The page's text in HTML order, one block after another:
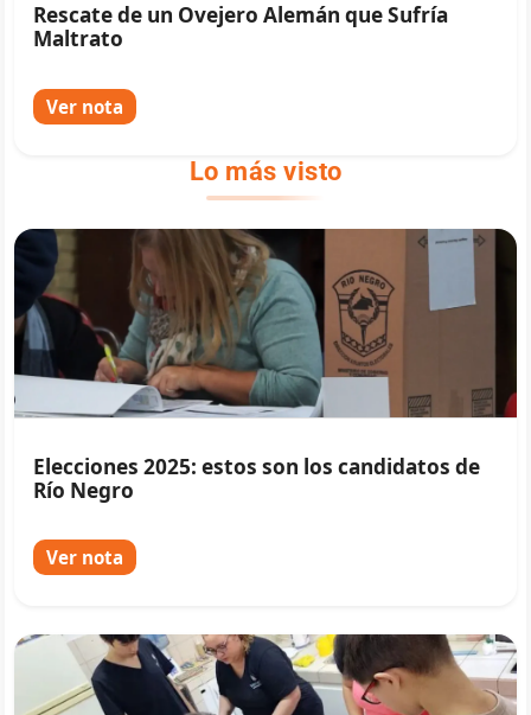
Rescate de un Ovejero Alemán que Sufría
Maltrato
Ver nota
Lo más visto
Elecciones 2025: estos son los candidatos de
Río Negro
Ver nota